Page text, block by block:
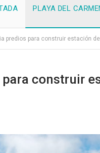
PLAYA DEL
predios para construir estación
construir